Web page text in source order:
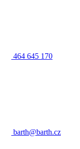
464 645 170
barth@barth.cz